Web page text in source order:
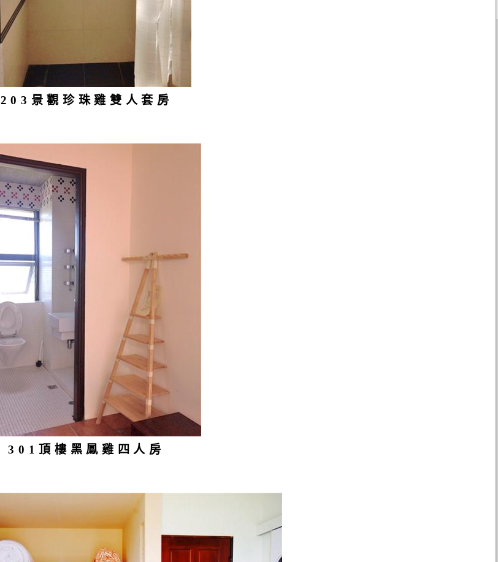
203景觀珍珠雞雙人套房
301頂樓黑鳳雞四人房